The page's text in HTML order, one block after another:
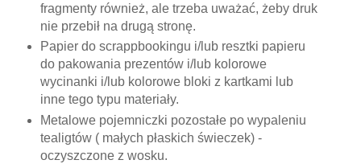
fragmenty również, ale trzeba uważać, żeby druk
nie przebił na drugą stronę.
Papier do scrappbookingu i/lub resztki papieru
do pakowania prezentów i/lub kolorowe
wycinanki i/lub kolorowe bloki z kartkami lub
inne tego typu materiały.
Metalowe pojemniczki pozostałe po wypaleniu
tealigtów ( małych płaskich świeczek) -
oczyszczone z wosku.